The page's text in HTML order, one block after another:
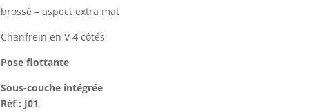
brossé – aspect extra mat
Chanfrein en V 4 côtés
Pose flottante
Sous-couche intégrée
Réf : J01